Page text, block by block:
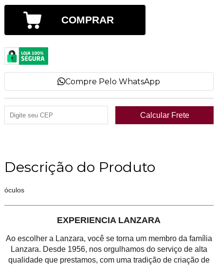
COMPRAR
Compre Pelo WhatsApp
Descrição do Produto
óculos
EXPERIENCIA LANZARA
Ao escolher a Lanzara, você se torna um membro da família
Lanzara. Desde 1956, nos orgulhamos do serviço de alta
qualidade que prestamos, com uma tradição de criação de